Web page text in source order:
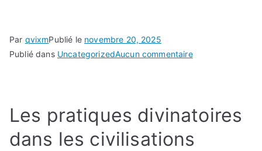
Par qvixmPublié le novembre 20, 2025
Publié dans UncategorizedAucun commentairesur
nouvelles
:
Les pratiques divinatoires
dans les civilisations